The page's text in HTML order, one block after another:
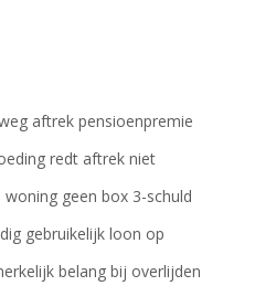
aftrek pensioenpremie
redt aftrek niet
geen box 3-schuld
gebruikelijk loon op
belang bij overlijden